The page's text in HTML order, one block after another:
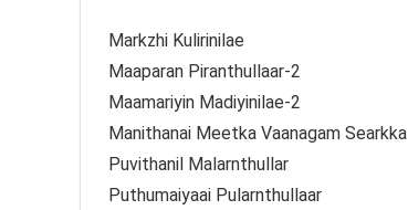
Markzhi Kulirinilae
Maaparan Piranthullaar-2
Maamariyin Madiyinilae-2
Manithanai Meetka Vaanagam Searkka
Puvithanil Malarnthullar
Puthumaiyaai Pularnthullaar